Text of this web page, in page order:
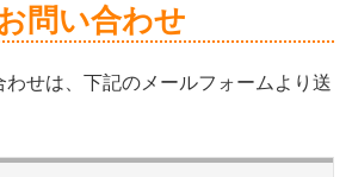
問い合わせ
わせは、下記のメールフォームより送